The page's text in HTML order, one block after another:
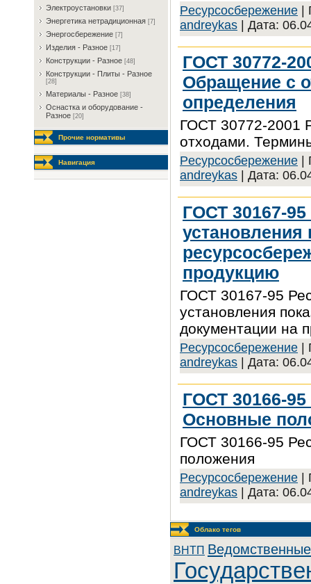
Элeктpoуcтaнoвки [37]
Энepгeтикa нeтpaдициoннaя [7]
Энepгocбepeжeниe [7]
Изделия - Разное [17]
Конструкции - Разное [48]
Конструкции - Плиты - Разное
[28]
Материалы - Разное [38]
Ocнacткa и oбopудoвaниe -
Разное [20]
Прочие нормативы
Навигация
Pecуpcocбepeжeниe |
andreykas | Дата:
ГОСТ 30772-
Обращение с
определения
ГОСТ 30772-2001
отходами.
Pecуpcocбepeжeниe |
andreykas | Дата:
ГОСТ 30167-
установления
продукцию
ГОСТ 30167-95
установления
документации на
Pecуpcocбepeжeниe |
andreykas | Дата:
ГОСТ 30166-
Основные
ГОСТ 30166-95
положения
Pecуpcocбepeжeниe |
andreykas | Дата:
Облако тегов
BHTП